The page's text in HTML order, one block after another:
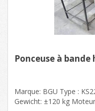
Ponceuse à
Marque: BGU Type :
Gewicht: ±120 kg